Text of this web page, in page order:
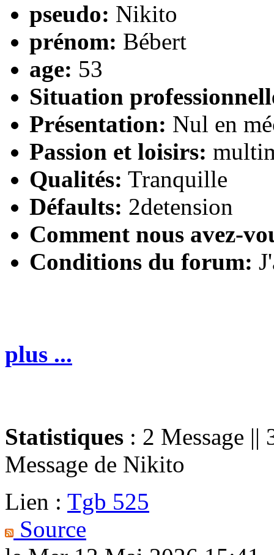
pseudo: Nikito
prénom: Bébert
age: 53
Situation
Présentation: Nul en
Passion et loisirs:
Qualités: Tranquille
Défaults: 2detension
Comment nous avez-
Conditions du forum:
plus ...
Statistiques : 2 Message ||
Message de Nikito
Lien : Tgb 525
Source